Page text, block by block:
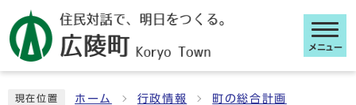
メニュー
現在位置 ホーム 行政情報 町の総合計画